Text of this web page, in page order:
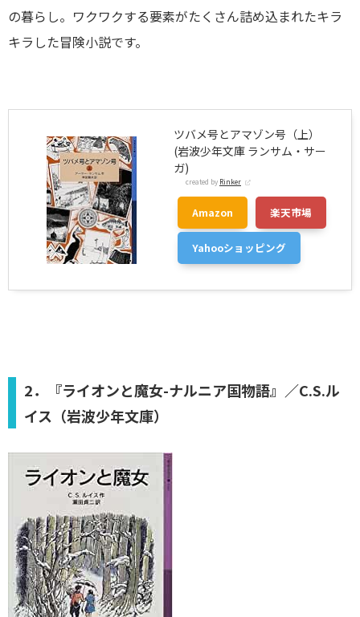
の暮らし。ワクワクする要素がたくさん詰め込まれたキラ
キラした冒険小説です。
ツバメ号とアマゾン号（上）
(岩波少年文庫 ランサム・サー
ガ)
created by Rinker
Amazon 楽天市場
Yahooショッピング
2．『ライオンと魔女-ナルニア国物語』／C.S.ル
イス（岩波少年文庫）